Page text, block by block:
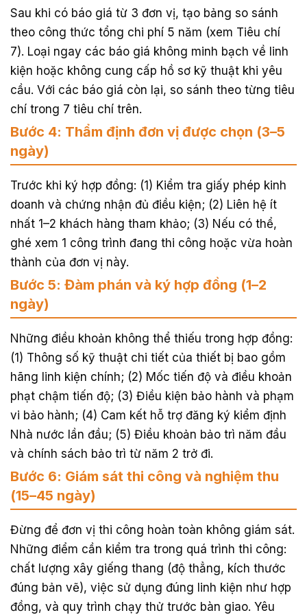
Sau khi có báo giá từ 3 đơn vị, tạo bảng so sánh
theo công thức tổng chi phí 5 năm (xem Tiêu chí
7). Loại ngay các báo giá không minh bạch về linh
kiện hoặc không cung cấp hồ sơ kỹ thuật khi yêu
cầu. Với các báo giá còn lại, so sánh theo từng tiêu
chí trong 7 tiêu chí trên.
Bước 4: Thẩm định đơn vị được chọn (3–5
ngày)
Trước khi ký hợp đồng: (1) Kiểm tra giấy phép kinh
doanh và chứng nhận đủ điều kiện; (2) Liên hệ ít
nhất 1–2 khách hàng tham khảo; (3) Nếu có thể,
ghé xem 1 công trình đang thi công hoặc vừa hoàn
thành của đơn vị này.
Bước 5: Đàm phán và ký hợp đồng (1–2
ngày)
Những điều khoản không thể thiếu trong hợp đồng:
(1) Thông số kỹ thuật chi tiết của thiết bị bao gồm
hãng linh kiện chính; (2) Mốc tiến độ và điều khoản
phạt chậm tiến độ; (3) Điều kiện bảo hành và phạm
vi bảo hành; (4) Cam kết hỗ trợ đăng ký kiểm định
Nhà nước lần đầu; (5) Điều khoản bảo trì năm đầu
và chính sách bảo trì từ năm 2 trở đi.
Bước 6: Giám sát thi công và nghiệm thu
(15–45 ngày)
Đừng để đơn vị thi công hoàn toàn không giám sát.
Những điểm cần kiểm tra trong quá trình thi công:
chất lượng xây giếng thang (độ thẳng, kích thước
đúng bản vẽ), việc sử dụng đúng linh kiện như hợp
đồng, và quy trình chạy thử trước bàn giao. Yêu